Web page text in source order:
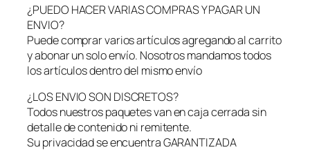
o
n
C
o
n
r
o
l
I
¿PUEDO HACER VARIAS COMPRAS Y PAGAR UN
ENVIO?
Puede comprar varios artículos agregando al carrito
y abonar un solo envío. Nosotros mandamos todos
los artículos dentro del mismo envío
¿LOS ENVIO SON DISCRETOS?
Todos nuestros paquetes van en caja cerrada sin
detalle de contenido ni remitente.
Su privacidad se encuentra GARANTIZADA